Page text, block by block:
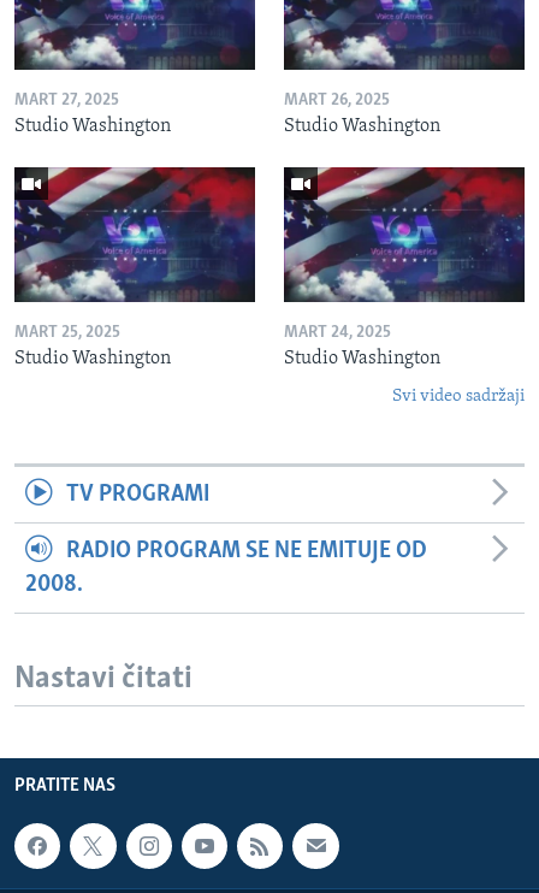
MART 27, 2025
Studio Washington
MART 26, 2025
Studio Washington
MART 25, 2025
Studio Washington
MART 24, 2025
Studio Washington
Svi video sadržaji
TV PROGRAMI
RADIO PROGRAM SE NE EMITUJE OD
2008.
Nastavi čitati
PRATITE NAS